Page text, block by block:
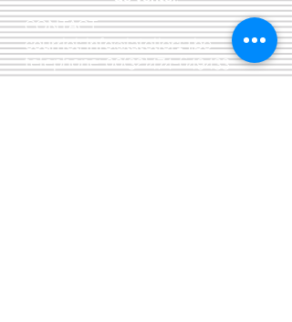
CONTACT:
courriel:info@latelier13.be
téléphone:00(32)474-649433